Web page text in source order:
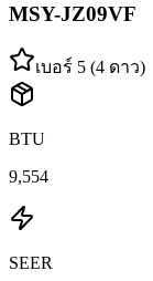
MSY-JZ09VF
เบอร์ 5 (4 ดาว)
BTU
9,554
SEER